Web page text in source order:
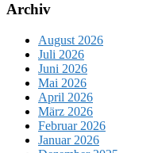
Archiv
August 2026
Juli 2026
Juni 2026
Mai 2026
April 2026
März 2026
Februar 2026
Januar 2026